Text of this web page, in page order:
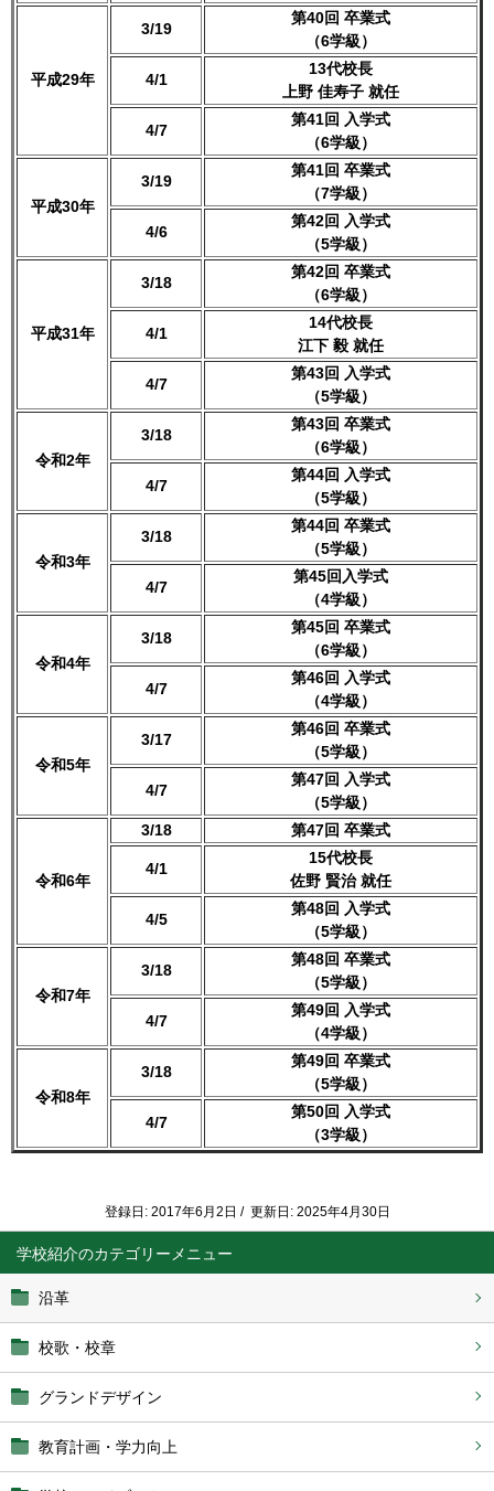
学校紹介
沿革
校歌・校章
グランドデザイン
教育計画・学力向上
平成29年
3/19
第40回 卒業式
（6学級）
4/1
13代校長
上野 佳寿子 就任
4/7
第41回 入学式
（6学級）
平成30年
3/19
第41回 卒業式
（7学級）
4/6
第42回 入学式
（5学級）
平成31年
3/18
第42回 卒業式
（6学級）
4/1
14代校長
江下 毅 就任
4/7
第43回 入学式
（5学級）
令和2年
3/18
第43回 卒業式
（6学級）
4/7
第44回 入学式
（5学級）
令和3年
3/18
第44回 卒業式
（5学級）
4/7
第45回入学式
（4学級）
令和4年
3/18
第45回 卒業式
（6学級）
4/7
第46回 入学式
（4学級）
令和5年
3/17
第46回 卒業式
（5学級）
4/7
第47回 入学式
（5学級）
令和6年
3/18 第47回 卒業式
4/1
15代校長
佐野 賢治 就任
4/5
第48回 入学式
（5学級）
令和7年
3/18
第48回 卒業式
（5学級）
4/7
第49回 入学式
（4学級）
令和8年
3/18
第49回 卒業式
（5学級）
4/7
第50回 入学式
（3学級）
登録日: 2017年6月2日 / 更新日: 2025年4月30日